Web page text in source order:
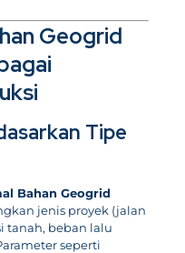
Geogrid
Tipe
Bahan Geogrid
jenis proyek (jalan
tanah, beban lalu
seperti